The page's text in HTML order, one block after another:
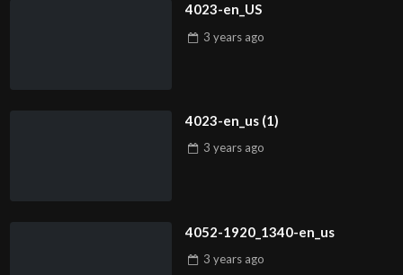
4023-en_US
3 years ago
4023-en_us (1)
3 years ago
4052-1920_1340-en_us
3 years ago